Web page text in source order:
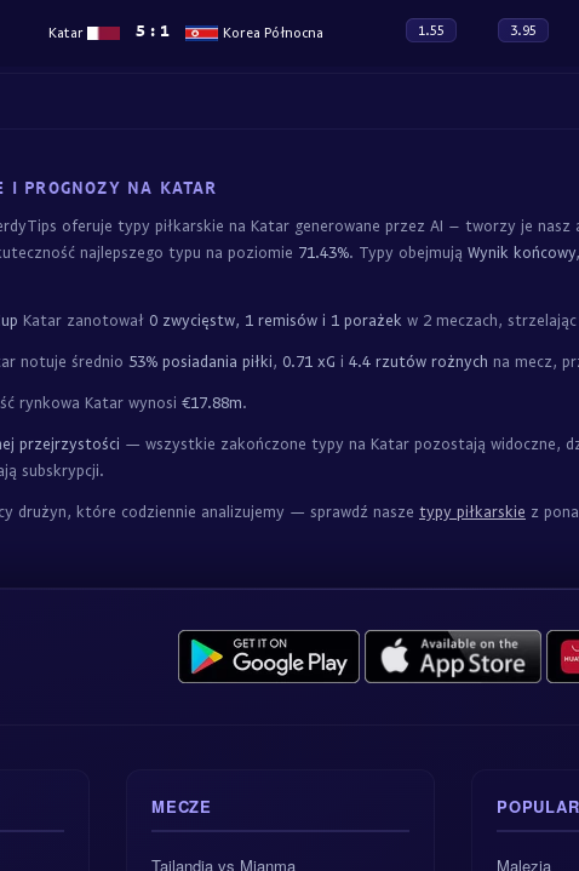
Katar 5 : 1 Korea Północna 1.55 3.95
I PROGNOZY NA KATAR
oferuje typy piłkarskie na Katar generowane przez AI – tworzy je nasz
najlepszego typu na poziomie 71.43%. Typy obejmują Wynik
Katar zanotował 0 zwycięstw, 1 remisów i 1 porażek w 2 meczach, strzelając
notuje średnio 53% posiadania piłki, 0.71 xG i 4.4 rzutów rożnych na mecz,
rynkowa Katar wynosi €17.88m.
przejrzystości — wszystkie zakończone typy na Katar pozostają widoczne,
subskrypcji.
drużyn, które codziennie analizujemy — sprawdź nasze typy piłkarskie z
MECZE
Tajlandia vs Mjanma
Malezja